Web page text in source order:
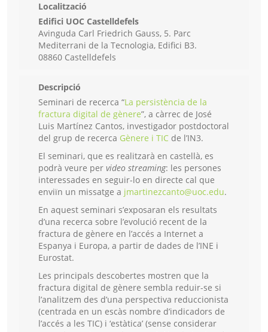
Localització
Edifici UOC Castelldefels
Avinguda Carl Friedrich Gauss, 5. Parc
Mediterrani de la Tecnologia, Edifici B3.
08860 Castelldefels
Descripció
Seminari de recerca “La persistència de la
fractura digital de gènere”, a càrrec de José
Luis Martínez Cantos, investigador postdoctoral
del grup de recerca Gènere i TIC de l’IN3.
El seminari, que es realitzarà en castellà, es
podrà veure per video streaming: les persones
interessades en seguir-lo en directe cal que
enviïn un missatge a jmartinezcanto@uoc.edu.
En aquest seminari s’exposaran els resultats
d’una recerca sobre l’evolució recent de la
fractura de gènere en l’accés a Internet a
Espanya i Europa, a partir de dades de l’INE i
Eurostat.
Les principals descobertes mostren que la
fractura digital de gènere sembla reduir-se si
l’analitzem des d’una perspectiva reduccionista
(centrada en un escàs nombre d’indicadors de
l’accés a les TIC) i ‘estàtica’ (sense considerar